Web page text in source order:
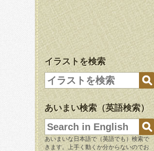
イラストを検索
あいまい検索（英語検索）
あいまいな日本語で（英語でも）検索で
きます。上手く動くか分からないのでお